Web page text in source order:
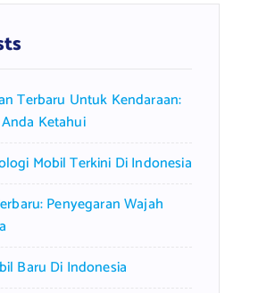
Terbaru Untuk Kendaraan:
Ketahui
Mobil Terkini Di Indonesia
Penyegaran Wajah
Baru Di Indonesia